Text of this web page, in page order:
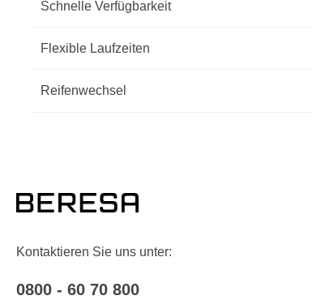
Schnelle Verfügbarkeit
Flexible Laufzeiten
Reifenwechsel
Kontaktieren Sie uns unter:
0800 - 60 70 800